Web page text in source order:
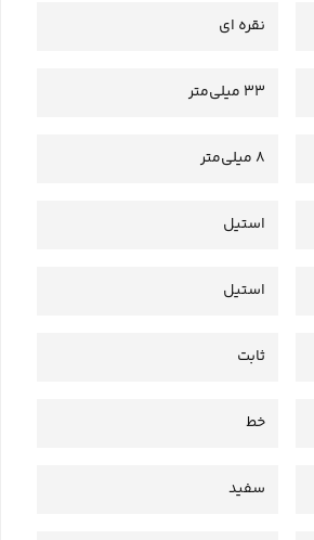
نقره‌ ای
33 میلی‌متر
8 میلی‌متر
استیل
استیل
ثابت
خط
سفید